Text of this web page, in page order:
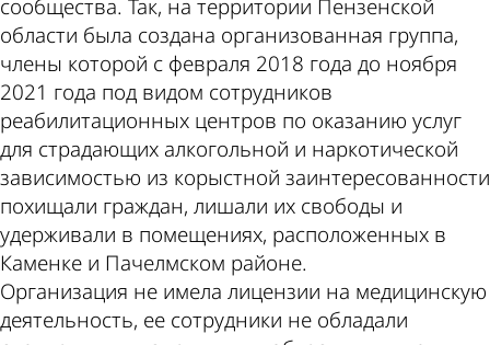
сообщества. Так, на территории Пензенской
области была создана организованная группа,
члены которой с февраля 2018 года до ноября
2021 года под видом сотрудников
реабилитационных центров по оказанию услуг
для страдающих алкогольной и наркотической
зависимостью из корыстной заинтересованности
похищали граждан, лишали их свободы и
удерживали в помещениях, расположенных в
Каменке и Пачелмском районе.
Организация не имела лицензии на медицинскую
деятельность, ее сотрудники не обладали